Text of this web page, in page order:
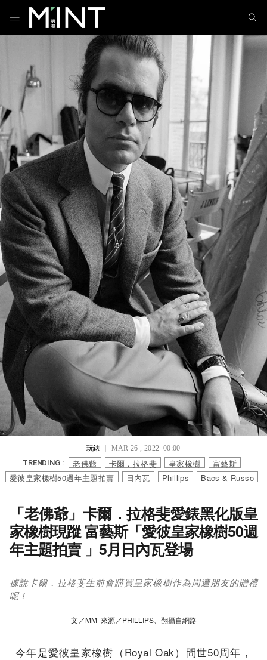
玩錶｜ MAR 26 , 2022 00:00
TRENDING : 老佛爺 卡爾．拉格斐 皇家橡樹
富藝斯
愛彼皇家橡樹50週年主題拍賣
日內瓦 Phillips Bacs & Russo
「老佛爺」卡爾．拉格斐愛錶黑化版皇
家橡樹現蹤 富藝斯「愛彼皇家橡樹50週
年主題拍賣 」5月日內瓦登場
據說卡爾．拉格斐生前會購買皇家橡樹作為周遭朋友的贈禮
呢！
文／MM 來源／PHILLIPS、翻攝自網路
今年是愛彼皇家橡樹（Royal Oak）問世50周年，